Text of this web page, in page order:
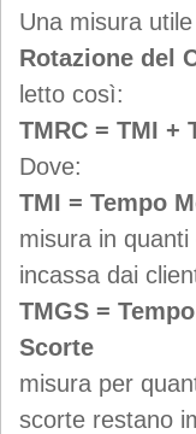
Una misura utile
Rotazione del
letto così:
TMRC = TMI +
Dove:
TMI = Tempo
misura in quanti
incassa dai
TMGS =
Scorte
misura per
scorte restano